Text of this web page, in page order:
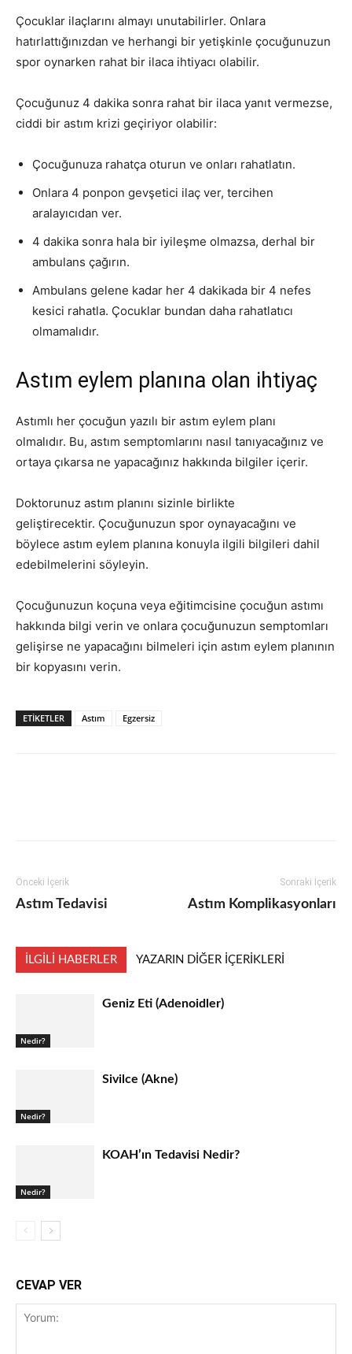
Çocuklar ilaçlarını almayı unutabilirler. Onlara
hatırlattığınızdan ve herhangi bir yetişkinle çocuğunuzun
spor oynarken rahat bir ilaca ihtiyacı olabilir.
Çocuğunuz 4 dakika sonra rahat bir ilaca yanıt vermezse,
ciddi bir astım krizi geçiriyor olabilir:
Çocuğunuza rahatça oturun ve onları rahatlatın.
Onlara 4 ponpon gevşetici ilaç ver, tercihen
aralayıcıdan ver.
4 dakika sonra hala bir iyileşme olmazsa, derhal bir
ambulans çağırın.
Ambulans gelene kadar her 4 dakikada bir 4 nefes
kesici rahatla. Çocuklar bundan daha rahatlatıcı
olmamalıdır.
Astım eylem planına olan ihtiyaç
Astımlı her çocuğun yazılı bir astım eylem planı
olmalıdır. Bu, astım semptomlarını nasıl tanıyacağınız ve
ortaya çıkarsa ne yapacağınız hakkında bilgiler içerir.
Doktorunuz astım planını sizinle birlikte
geliştirecektir. Çocuğunuzun spor oynayacağını ve
böylece astım eylem planına konuyla ilgili bilgileri dahil
edebilmelerini söyleyin.
Çocuğunuzun koçuna veya eğitimcisine çocuğun astımı
hakkında bilgi verin ve onlara çocuğunuzun semptomları
gelişirse ne yapacağını bilmeleri için astım eylem planının
bir kopyasını verin.
ETIKETLER Astım Egzersiz
Önceki İçerik
Astım Tedavisi
Sonraki İçerik
Astım Komplikasyonları
İLGILI HABERLER YAZARIN DIĞER İÇERIKLERI
Nedir?
Geniz Eti (Adenoidler)
Nedir?
Sivilce (Akne)
Nedir?
KOAH’ın Tedavisi Nedir?
CEVAP VER